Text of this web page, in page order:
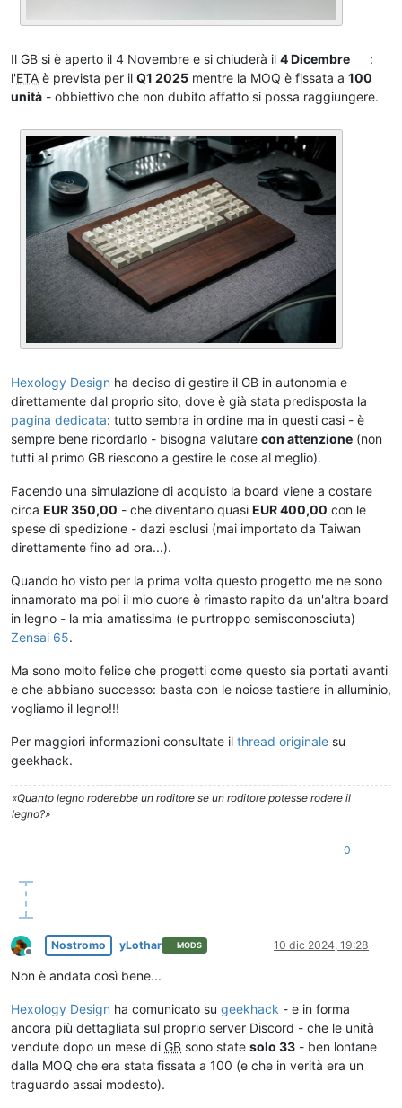
Il GB si è aperto il 4 Novembre e si chiuderà il 4 Dicembre
:
l'ETA è prevista per il Q1 2025 mentre la MOQ è fissata a 100
unità - obbiettivo che non dubito affatto si possa raggiungere.
Hexology Design ha deciso di gestire il GB in autonomia e
direttamente dal proprio sito, dove è già stata predisposta la
pagina dedicata: tutto sembra in ordine ma in questi casi - è
sempre bene ricordarlo - bisogna valutare con attenzione (non
tutti al primo GB riescono a gestire le cose al meglio).
Facendo una simulazione di acquisto la board viene a costare
circa EUR 350,00 - che diventano quasi EUR 400,00 con le
spese di spedizione - dazi esclusi (mai importato da Taiwan
direttamente fino ad ora...).
Quando ho visto per la prima volta questo progetto me ne sono
innamorato ma poi il mio cuore è rimasto rapito da un'altra board
in legno - la mia amatissima (e purtroppo semisconosciuta)
Zensai 65.
Ma sono molto felice che progetti come questo sia portati avanti
e che abbiano successo: basta con le noiose tastiere in alluminio,
vogliamo il legno!!!
Per maggiori informazioni consultate il thread originale su
geekhack.
«Quanto legno roderebbe un roditore se un roditore potesse rodere il
legno?»
0
Non in linea
Nostromo yLothar MODS 10 dic 2024, 19:28
Non è andata così bene...
Hexology Design ha comunicato su geekhack - e in forma
ancora più dettagliata sul proprio server Discord - che le unità
vendute dopo un mese di GB sono state solo 33 - ben lontane
dalla MOQ che era stata fissata a 100 (e che in verità era un
traguardo assai modesto).